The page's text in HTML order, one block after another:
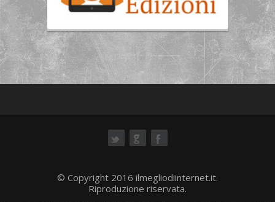
© Copyright 2016 ilmegliodiinternet.it.
Riproduzione riservata.